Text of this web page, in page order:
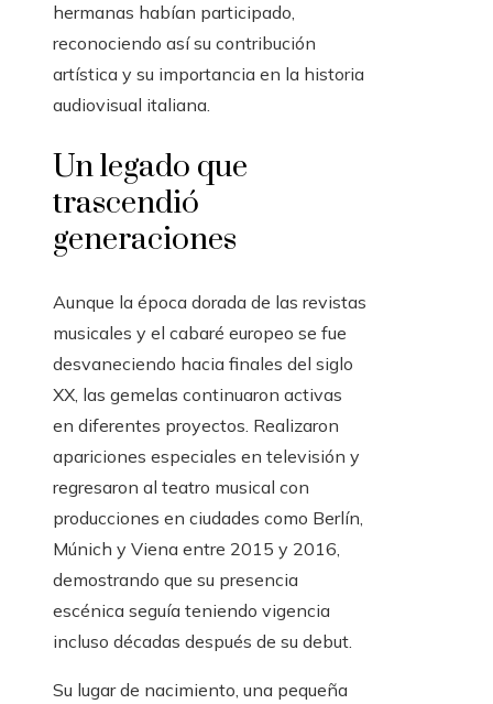
hermanas habían participado,
reconociendo así su contribución
artística y su importancia en la historia
audiovisual italiana.
Un legado que
trascendió
generaciones
Aunque la época dorada de las revistas
musicales y el cabaré europeo se fue
desvaneciendo hacia finales del siglo
XX, las gemelas continuaron activas
en diferentes proyectos. Realizaron
apariciones especiales en televisión y
regresaron al teatro musical con
producciones en ciudades como Berlín,
Múnich y Viena entre 2015 y 2016,
demostrando que su presencia
escénica seguía teniendo vigencia
incluso décadas después de su debut.
Su lugar de nacimiento, una pequeña